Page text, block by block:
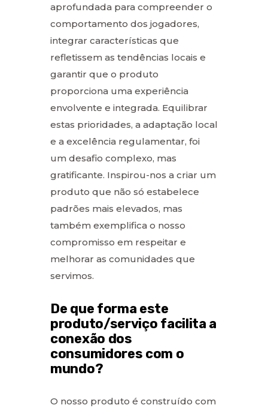
aprofundada para compreender o
comportamento dos jogadores,
integrar características que
refletissem as tendências locais e
garantir que o produto
proporciona uma experiência
envolvente e integrada. Equilibrar
estas prioridades, a adaptação local
e a excelência regulamentar, foi
um desafio complexo, mas
gratificante. Inspirou-nos a criar um
produto que não só estabelece
padrões mais elevados, mas
também exemplifica o nosso
compromisso em respeitar e
melhorar as comunidades que
servimos.
De que forma este
produto/serviço facilita a
conexão dos
consumidores com o
mundo?
O nosso produto é construído com